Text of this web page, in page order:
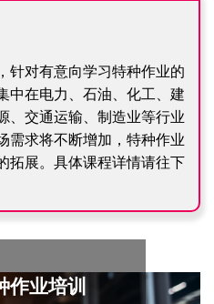
针对有意向学习特种作业的
中在电力、石油、化工、建
、交通运输、制造业等行业
需求将不断增加，特种作业
拓展。具体课程详情请往下
作业培训